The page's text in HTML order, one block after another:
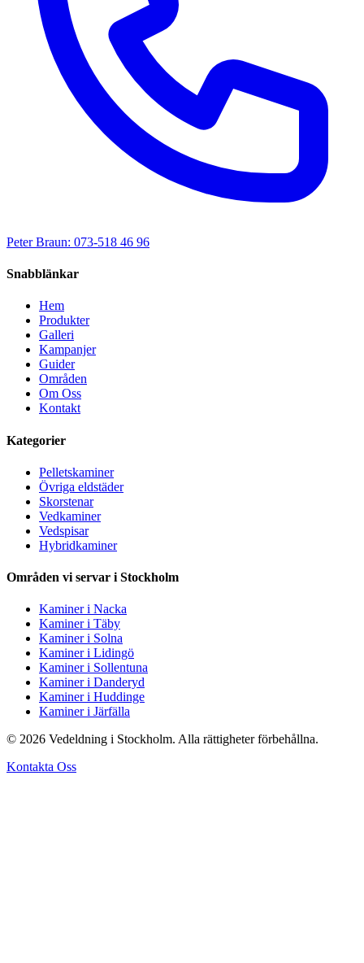
Peter Braun: 073-518 46 96
Snabblänkar
Hem
Produkter
Galleri
Kampanjer
Guider
Områden
Om Oss
Kontakt
Kategorier
Pelletskaminer
Övriga eldstäder
Skorstenar
Vedkaminer
Vedspisar
Hybridkaminer
Områden vi servar i Stockholm
Kaminer i Nacka
Kaminer i Täby
Kaminer i Solna
Kaminer i Lidingö
Kaminer i Sollentuna
Kaminer i Danderyd
Kaminer i Huddinge
Kaminer i Järfälla
© 2026 Vedeldning i Stockholm. Alla rättigheter förbehållna.
Kontakta Oss